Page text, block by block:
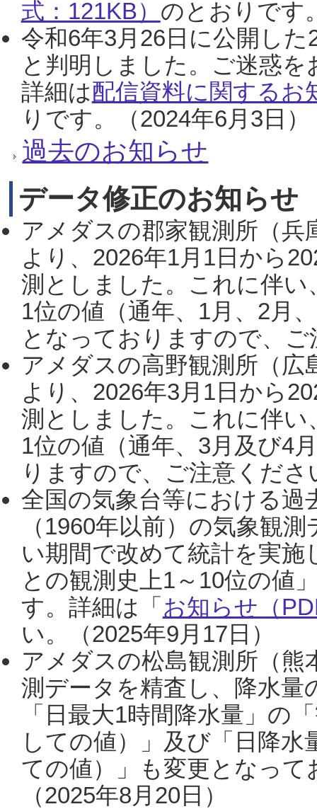
式：121KB） のとおりです
令和6年3月26日に公開し
と判明しました。ご迷惑
詳細は配信資料に関するお
りです。（2024年6月3日）
過去のお知らせ
データ修正のお知らせ
アメダスの郡家観測所（
より、2026年1月1日から
測としました。これに伴い
1位の値（通年、1月、2月
となっておりますので、
アメダスの高野観測所（
より、2026年3月1日から
測としました。これに伴い
1位の値（通年、3月及び4
りますので、ご注意くだ
全国の気象台等における過
（1960年以前）の気象観
い期間で改めて統計を実
との観測史上1～10位の値
す。詳細は「 お知らせ（
い。（2025年9月17日）
アメダスの松島観測所（熊
測データを精査し、降水
「日最大1時間降水量」の
しての値）」及び「日降
ての値）」も変更となっ
（2025年8月20日）